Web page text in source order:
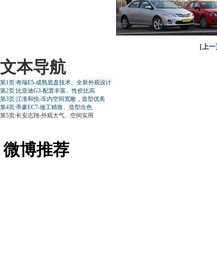
[上一
文本导航
第1页:奇瑞E5-成熟底盘技术、全新外观设计
第2页:比亚迪G3-配置丰富、性价比高
第3页:江淮和悦-车内空间宽敞，造型优美
第4页:帝豪EC7-做工精致、造型出色
第5页:长安志翔-外观大气、空间实用
微博推荐